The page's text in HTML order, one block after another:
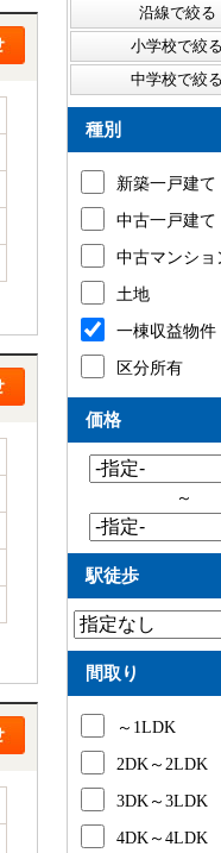
種別
新築一戸建て
中古一戸建て
中古マンショ
土地
一棟収益物件
区分所有
価格
～
駅徒歩
間取り
～1LDK
2DK～2LDK
3DK～3LDK
4DK～4LDK